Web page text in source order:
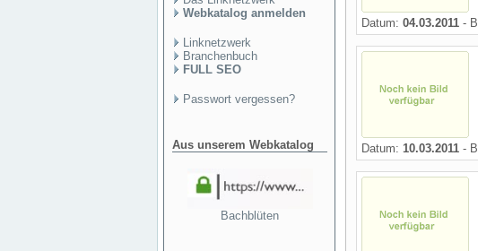
Webkatalog anmelden
Linknetzwerk
Branchenbuch
FULL SEO
Passwort vergessen?
Aus unserem Webkatalog
Bachblüten
Datum: 04.03.2011 -
Datum: 10.03.2011 -